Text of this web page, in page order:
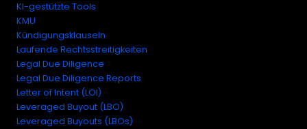
KI-gestützte Tools
KMU
Kündigungsklauseln
Laufende Rechtsstreitigkeiten
Legal Due Diligence
Legal Due Diligence Reports
Letter of Intent (LOI)
Leveraged Buyout (LBO)
Leveraged Buyouts (LBOs)